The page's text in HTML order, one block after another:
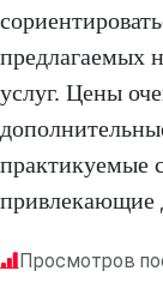
предлагаемых
услуг. Цены
практикуемые
привлекающие
Просмотров